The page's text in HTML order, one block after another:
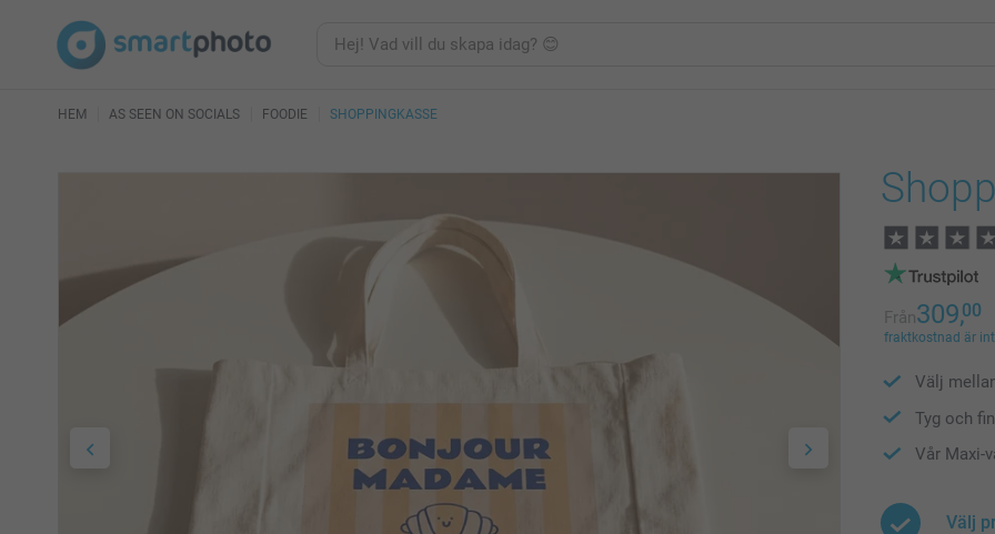
HEM AS SEEN ON SOCIALS FOODIE SHOPPINGKASSE
Från309,00
fraktkostnad är
Välj
Tyg och
Vår Maxi-
Välj